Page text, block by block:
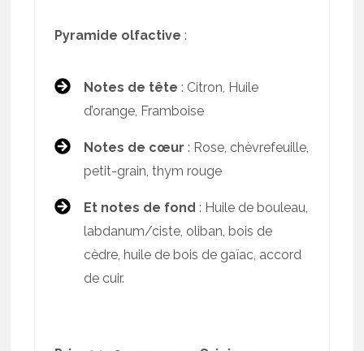
Pyramide olfactive :
Notes de tête : Citron, Huile
d’orange, Framboise
Notes de cœur : Rose, chèvrefeuille,
petit-grain, thym rouge
Et notes de fond : Huile de bouleau,
labdanum/ciste, oliban, bois de
cèdre, huile de bois de gaïac, accord
de cuir.